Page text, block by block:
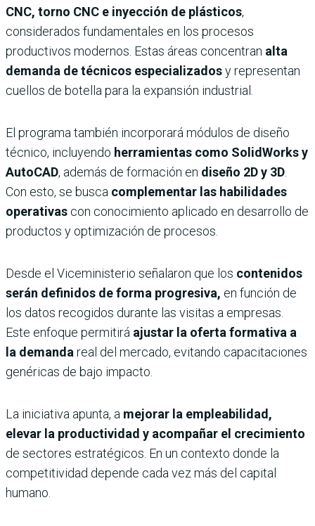
CNC, torno CNC e inyección de plásticos,
considerados fundamentales en los procesos
productivos modernos. Estas áreas concentran alta
demanda de técnicos especializadosy representan
cuellos de botella para la expansión industrial.
El programa también incorporará módulos de diseño
técnico, incluyendo herramientas como SolidWorks y
AutoCAD, además de formación en diseño 2D y 3D
Con esto, se busca complementar las habilidades
operativas con conocimiento aplicado en desarrollo de
productos y optimización de procesos.
Desde el Viceministerio señalaron que los contenidos
serán definidos de forma progresiva, en función de
los datos recogidos durante las visitas a empresas.
Este enfoque permitirá ajustar la oferta formativa a
la demanda real del mercado, evitando capacitaciones
genéricas de bajo impacto.
La iniciativa apunta, a mejorar la empleabilidad,
elevar la productividad y acompañar el crecimiento
de sectores estratégicos. En un contexto donde la
competitividad depende cada vez más del capital
humano.